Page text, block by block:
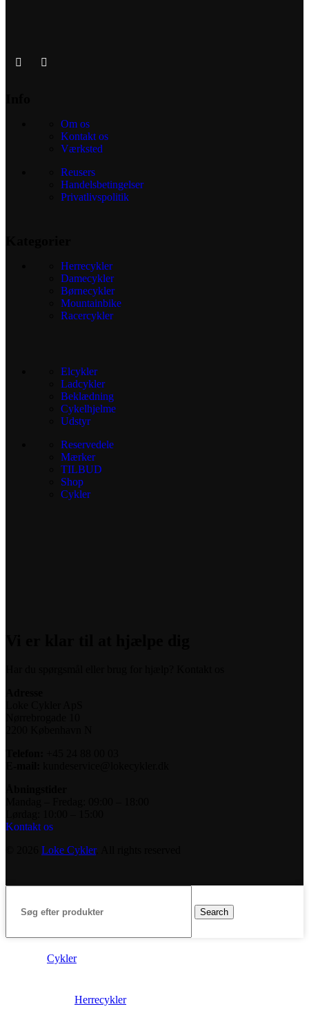
Om os
Kontakt os
Værksted
Reusers
Handelsbetingelser
Privatlivspolitik
Herrecykler
Damecykler
Børnecykler
Mountainbike
Racercykler
Elcykler
Ladcykler
Beklædning
Cykelhjelme
Udstyr
Reservedele
Mærker
TILBUD
Shop
Cykler
Kontakt os
Loke Cykler. All rights reserved
Search
Cykler
Herrecykler